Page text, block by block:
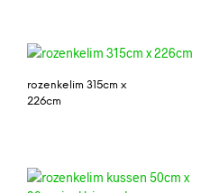
rozenkelim 315cm x
226cm